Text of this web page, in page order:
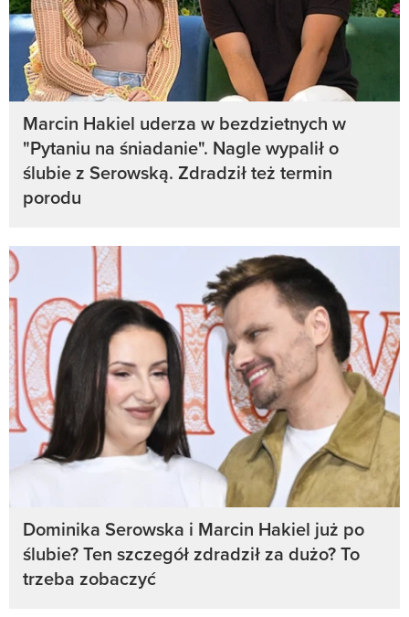
Marcin Hakiel uderza w bezdzietnych w
"Pytaniu na śniadanie". Nagle wypalił o
ślubie z Serowską. Zdradził też termin
porodu
Dominika Serowska i Marcin Hakiel już po
ślubie? Ten szczegół zdradził za dużo? To
trzeba zobaczyć